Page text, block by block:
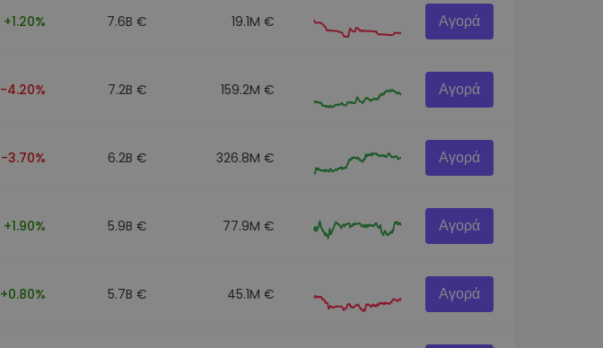
+1.20% 7.6B € 19.1M € Αγορά
-4.20% 7.2B € 159.2M € Αγορά
-3.70% 6.2B € 326.8M € Αγορά
+1.90% 5.9B € 77.9M € Αγορά
+0.80% 5.7B € 45.1M € Αγορά